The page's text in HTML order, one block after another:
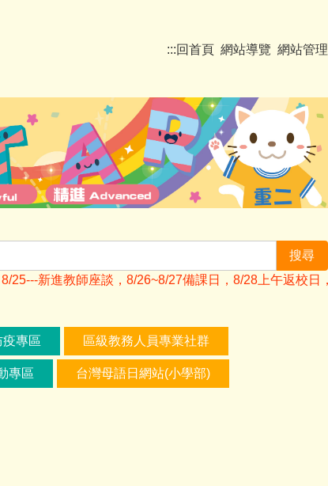
:::回首頁 網站導覽 網站管理
搜尋
25---新進教師座談，8/26~8/27備課日，8/28上午返校日
疫專區 區級教務人員專業社群
專區 台灣母語日網站(小學部)